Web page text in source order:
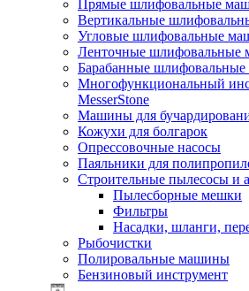
Прямые шлифовальные
Вертикальные
Угловые шлифовальные
Ленточные шлифовальные
Барабанные
Многофункциональный
MesserStone
Машины для
Кожухи для болгарок
Опрессовочные насосы
Паяльники для
Строительные пылесосы и
Пылесборные мешки
Фильтры
Насадки, шланги,
Рыбочистки
Полировальные машины
Бензиновый инструмент